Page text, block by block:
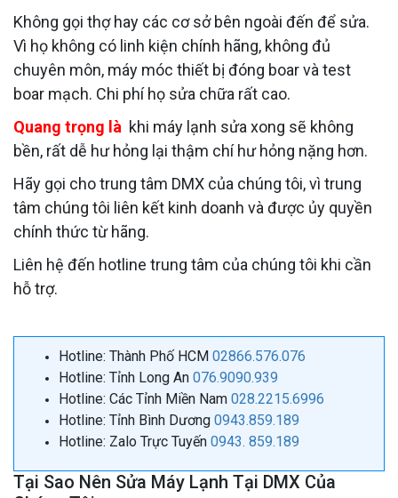
Không gọi thợ hay các cơ sở bên ngoài đến để sửa.
Vì họ không có linh kiện chính hãng, không đủ
chuyên môn, máy móc thiết bị đóng boar và test
boar mạch. Chi phí họ sửa chữa rất cao.
Quang trọng là khi máy lạnh sửa xong sẽ không
bền, rất dễ hư hỏng lại thậm chí hư hỏng nặng hơn.
Hãy gọi cho trung tâm DMX của chúng tôi, vì trung
tâm chúng tôi liên kết kinh doanh và được ủy quyền
chính thức từ hãng.
Liên hệ đến hotline trung tâm của chúng tôi khi cần
hỗ trợ.
Hotline: Thành Phố HCM 02866.576.076
Hotline: Tỉnh Long An 076.9090.939
Hotline: Các Tỉnh Miền Nam 028.2215.6996
Hotline: Tỉnh Bình Dương 0943.859.189
Hotline: Zalo Trực Tuyến 0943. 859.189
Tại Sao Nên Sửa Máy Lạnh Tại DMX Của